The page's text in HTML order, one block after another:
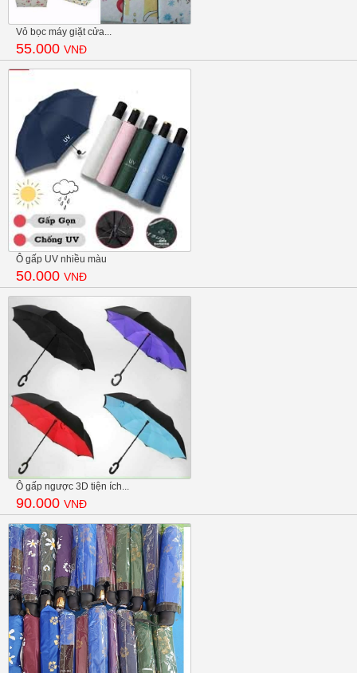
Vỏ bọc máy giặt cửa...
55.000 VNĐ
Ô gấp UV nhiều màu
50.000 VNĐ
Ô gấp ngược 3D tiện ích...
90.000 VNĐ